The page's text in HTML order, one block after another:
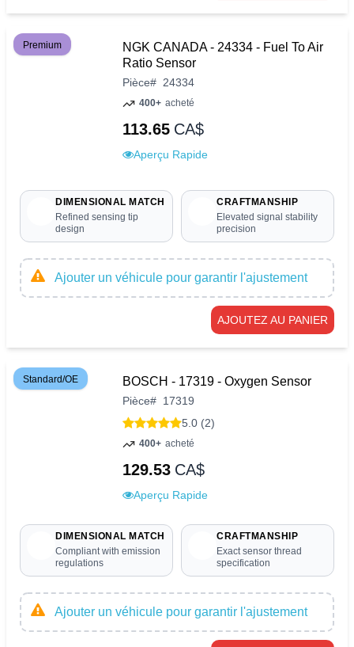
Premium
NGK CANADA - 24334 - Fuel To Air
Ratio Sensor
Pièce# 24334
400+ acheté
113.65 CA$
Aperçu Rapide
DIMENSIONAL MATCH
Refined sensing tip
design
CRAFTMANSHIP
Elevated signal stability
precision
Ajouter un véhicule pour garantir l'ajustement
AJOUTEZ AU PANIER
Standard/OE BOSCH - 17319 - Oxygen Sensor
Pièce# 17319
5.0 (2)
400+ acheté
129.53 CA$
Aperçu Rapide
DIMENSIONAL MATCH
Compliant with emission
regulations
CRAFTMANSHIP
Exact sensor thread
specification
Ajouter un véhicule pour garantir l'ajustement